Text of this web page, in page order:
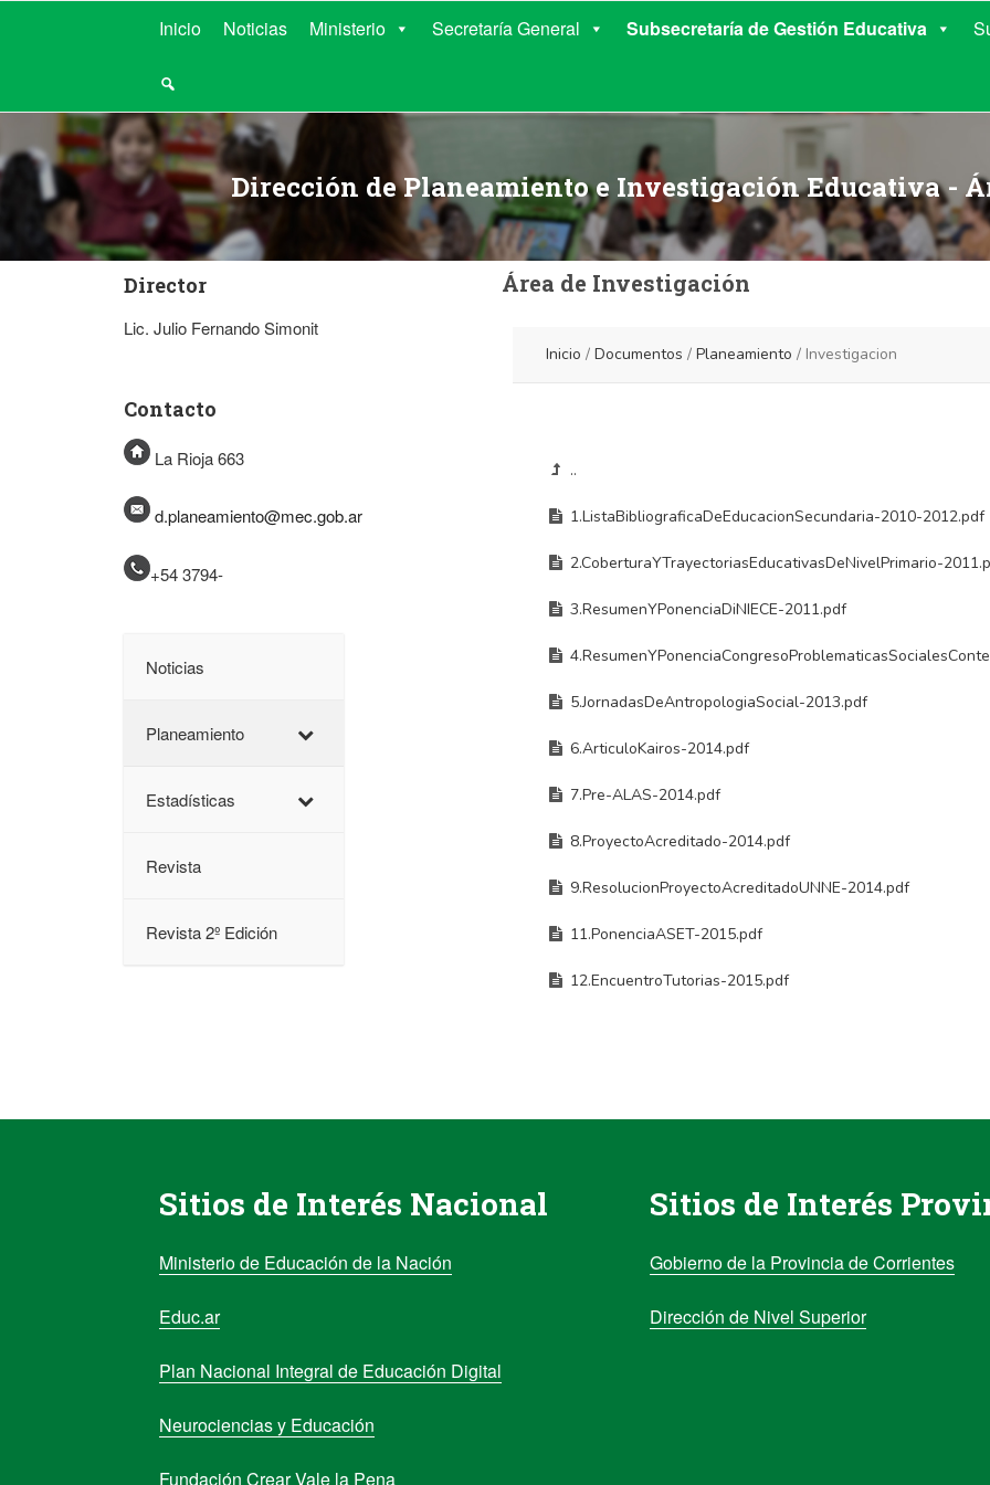
MINISTERIO DE EDUCACIÓN DE
Inicio Noticias Ministerio Secretaría General Subsecretaría de Gestión Educativa
Dirección de Planeamiento e Investigación Educativa -
Director
Lic. Julio Fernando Simonit
Contacto
La Rioja 663
d.planeamiento@mec.gob.ar
+54 3794-
Noticias
Planeamiento
Estadísticas
Revista
Revista 2º Edición
Área de Investigación
Sitios de Interés Nacional
Ministerio de Educación de la Nación
Educ.ar
Plan Nacional Integral de Educación Digital
Neurociencias y Educación
Fundación Crear Vale la Pena
Sitios de Interés
Gobierno de la Provincia de Corrientes
Dirección de Nivel Superior